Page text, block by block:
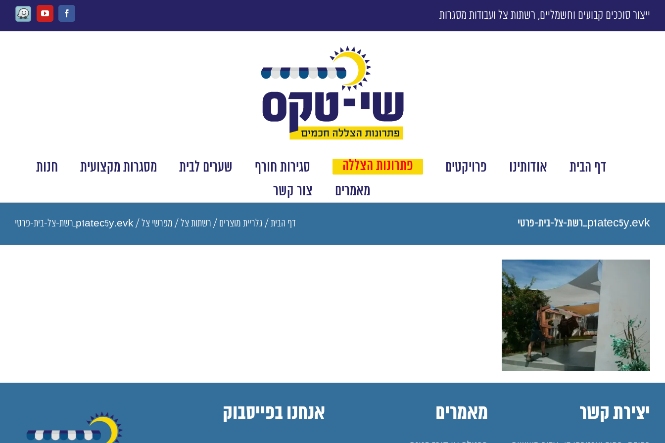
ייצור סוככים קבועים וחשמליים, רשתות צל ועבודות מסגרות Facebook
Youtube
Waze
דף הבית אודותינו פרויקטים פתרונות הצללה סגירות חורף שערים לבית מסגרות מקצועית
חנות
מאמרים
צור קשר
p1atec5y.evk_רשת-צל-בית-פרטי דף הבית / גלריית מוצרים / רשתות צל / מפרשי צל / p1atec5y.evk_רשת-צל-בית-פרטי
יצירת קשר מאמרים אנחנו בפייסבוק